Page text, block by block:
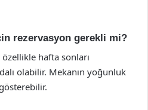
rezervasyon gerekli mi?
hafta sonları
olabilir. Mekanın yoğunluk